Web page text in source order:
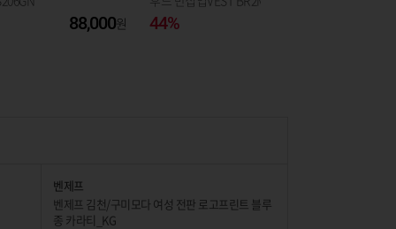
88,000
SC
44%
벤제프
벤제프 김천/구미모다 여성 전판 로고프린트 블루
종 카라티_KG